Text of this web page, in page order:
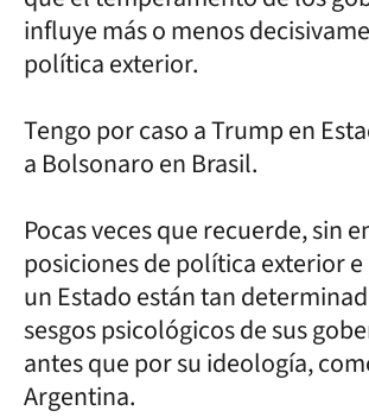
influye más o menos
política exterior.
Tengo por caso a Trump en
a Bolsonaro en Brasil.
Pocas veces que recuerde, sin
posiciones de política exterior
un Estado están tan
sesgos psicológicos de sus
antes que por su ideología,
Argentina.